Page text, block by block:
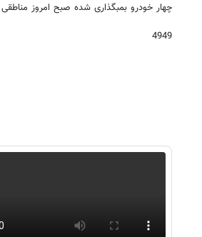
چهار خودرو بمبگذاری شده صبح امروز
4949